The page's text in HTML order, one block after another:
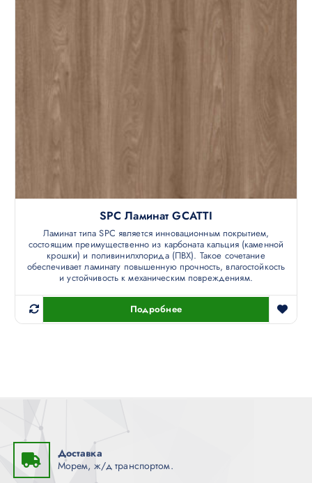
SPC Ламинат GCATTI
Ламинат типа SPC является инновационным покрытием,
состоящим преимущественно из карбоната кальция (каменной
крошки) и поливинилхлорида (ПВХ). Такое сочетание
обеспечивает ламинату повышенную прочность, влагостойкость
и устойчивость к механическим повреждениям.
Подробнее
Доставка
Морем, ж/д транспортом.